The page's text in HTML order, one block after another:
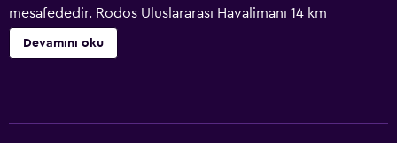
mesafededir. Rodos Uluslararası Havalimanı 14 km
uzaklıktadır. Sade bir şekilde dekore edilmiş bu kullanışlı
odalarda TV ve minibar bulunmaktadır. Her odada duşlu
Devamını oku